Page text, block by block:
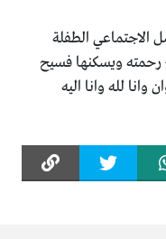
الاجتماعي الطفلة
رحمته ويسكنها فسيح
وانا لله وانا اليه